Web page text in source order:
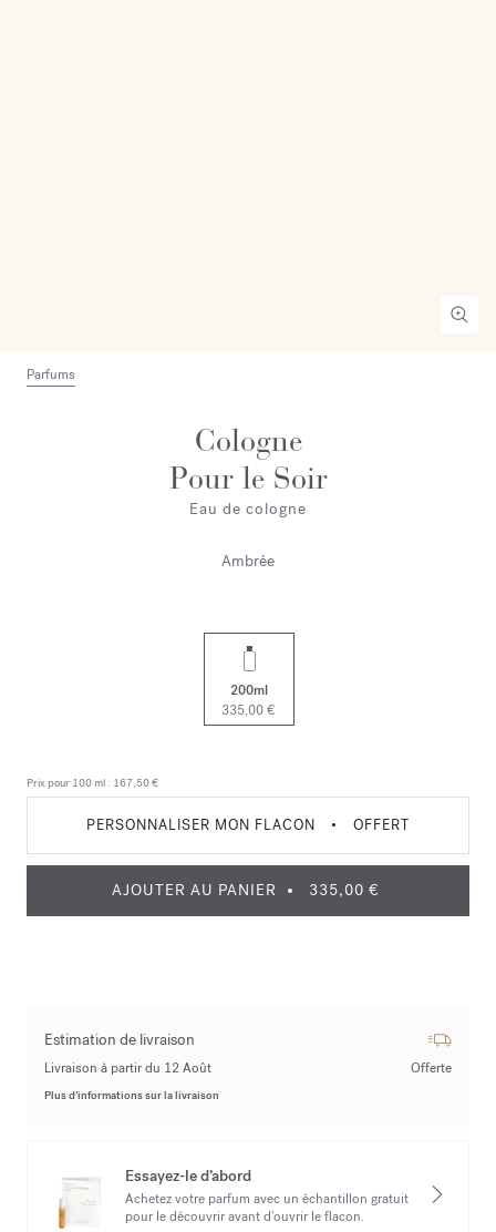
Parfums
Cologne
Pour le Soir
Eau de cologne
Ambrée
200ml
335,00 €
Prix pour 100 ml : 167,50 €
PERSONNALISER MON FLACON • OFFERT
AJOUTER AU PANIER 335,00 €
Estimation de livraison
Livraison à partir du 12 Août Offerte
Plus d’informations sur la livraison
Essayez-le d’abord
Achetez votre parfum avec un échantillon gratuit
pour le découvrir avant d’ouvrir le flacon.